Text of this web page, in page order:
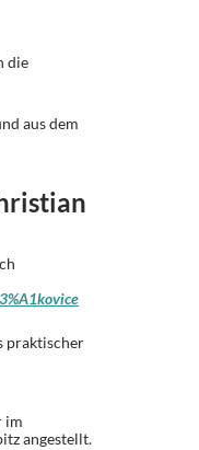
die
aus dem
praktischer
im
angestellt.